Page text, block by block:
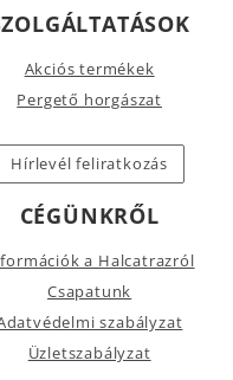
Akciós termékek
Pergető horgászat
Hírlevél feliratkozás
CÉGÜNKRŐL
a Halcatrazról
Csapatunk
szabályzat
Üzletszabályzat